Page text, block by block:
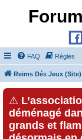
FAQ Règles
Reims Dés Jeux (Site)
⚠
déménagé
grands et